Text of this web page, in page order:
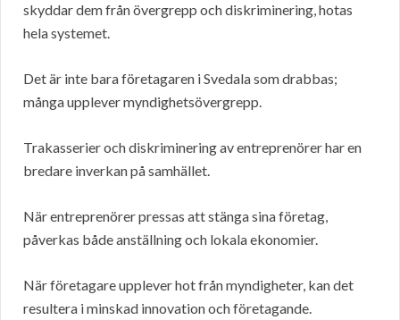
skyddar dem från övergrepp och diskriminering, hotas
hela systemet.
Det är inte bara företagaren i Svedala som drabbas;
många upplever myndighetsövergrepp.
Trakasserier och diskriminering av entreprenörer har en
bredare inverkan på samhället.
När entreprenörer pressas att stänga sina företag,
påverkas både anställning och lokala ekonomier.
När företagare upplever hot från myndigheter, kan det
resultera i minskad innovation och företagande.